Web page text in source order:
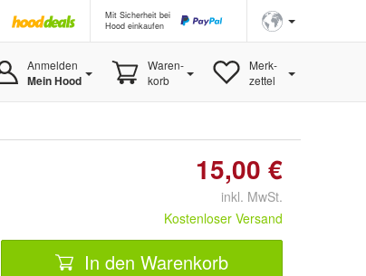
Mit Sicherheit bei
Hood einkaufen
Anmelden
Mein Hood
Waren-
korb
Merk-
zettel
15,00 €
inkl. MwSt.
Kostenloser Versand
In den Warenkorb